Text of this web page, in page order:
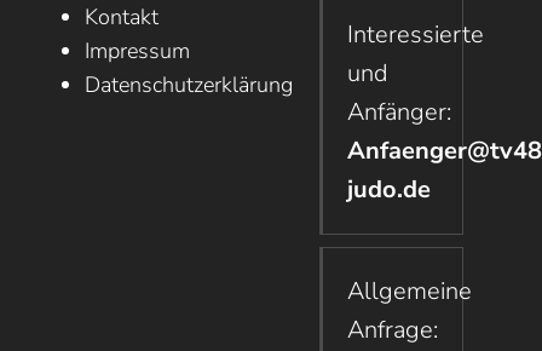
Kontakt
Impressum
Datenschutzerklärung
Interessierte
und
Anfänger:
judo.de
Allgemeine
Anfrage: